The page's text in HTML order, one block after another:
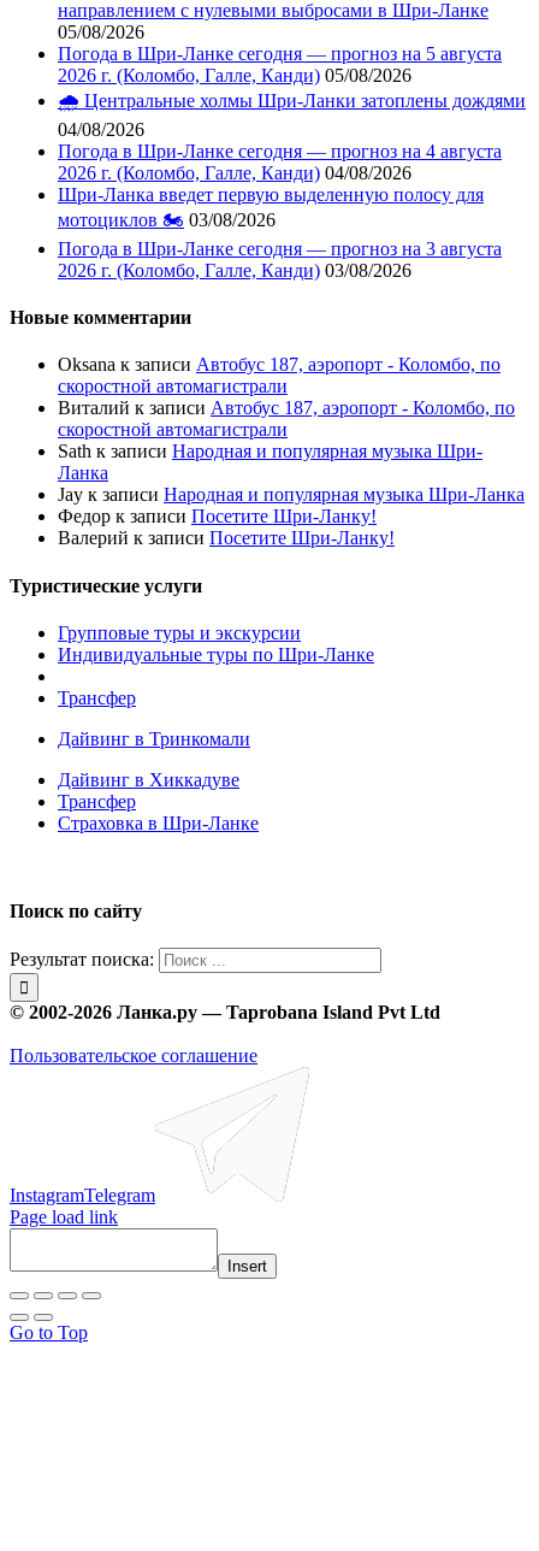
направлением с нулевыми выбросами в Шри-Ланке
05/08/2026
Погода в Шри-Ланке сегодня — прогноз на 5 августа
2026 г. (Коломбо, Галле, Канди) 05/08/2026
🌧️ Центральные холмы Шри-Ланки затоплены дождями
04/08/2026
Погода в Шри-Ланке сегодня — прогноз на 4 августа
2026 г. (Коломбо, Галле, Канди) 04/08/2026
Шри-Ланка введет первую выделенную полосу для
мотоциклов 🏍️ 03/08/2026
Погода в Шри-Ланке сегодня — прогноз на 3 августа
2026 г. (Коломбо, Галле, Канди) 03/08/2026
Новые комментарии
Oksana к записи Автобус 187, аэропорт - Коломбо, по
скоростной автомагистрали
Виталий к записи Автобус 187, аэропорт - Коломбо, по
скоростной автомагистрали
Sath к записи Народная и популярная музыка Шри-
Ланка
Jay к записи Народная и популярная музыка Шри-Ланка
Федор к записи Посетите Шри-Ланку!
Валерий к записи Посетите Шри-Ланку!
Туристические услуги
Групповые туры и экскурсии
Индивидуальные туры по Шри-Ланке
Трансфер
Дайвинг в Тринкомали
Дайвинг в Хиккадуве
Трансфер
Страховка в Шри-Ланке
Поиск по сайту
Результат поиска:
© 2002-2026 Ланка.ру — Taprobana Island Pvt Ltd
Пользовательское соглашение
InstagramTelegram
Page load link
Insert
Go to Top